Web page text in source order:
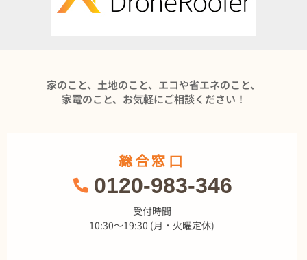
家のこと、土地のこと、エコや省エネのこと、
家電のこと、お気軽にご相談ください！
総合窓口
0120-983-346
受付時間
10:30～19:30 (月・火曜定休)